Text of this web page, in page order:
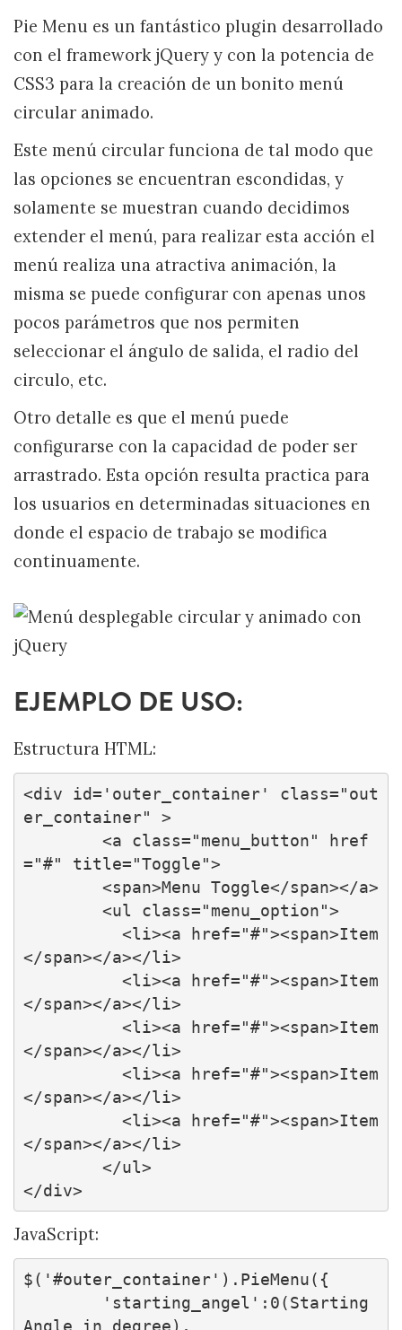
Pie Menu es un fantástico plugin desarrollado
con el framework jQuery y con la potencia de
CSS3 para la creación de un bonito menú
circular animado.
Este menú circular funciona de tal modo que
las opciones se encuentran escondidas, y
solamente se muestran cuando decidimos
extender el menú, para realizar esta acción el
menú realiza una atractiva animación, la
misma se puede configurar con apenas unos
pocos parámetros que nos permiten
seleccionar el ángulo de salida, el radio del
circulo, etc.
Otro detalle es que el menú puede
configurarse con la capacidad de poder ser
arrastrado. Esta opción resulta practica para
los usuarios en determinadas situaciones en
donde el espacio de trabajo se modifica
continuamente.
EJEMPLO DE USO:
Estructura HTML:
<div id='outer_container' class="out
er_container" >
="#" title="Toggle">
</span></a></li>
</span></a></li>
</span></a></li>
</span></a></li>
</span></a></li>
</div>
JavaScript:
$('#outer_container').PieMenu({
Angle in degree),